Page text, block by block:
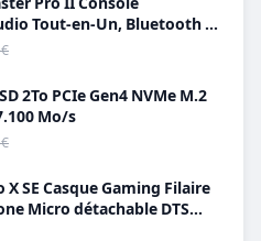
Tout-en-Un, Bluetooth et
2To PCIe Gen4 NVMe M.2
Mo/s
X SE Casque Gaming Filaire
Micro détachable DTS